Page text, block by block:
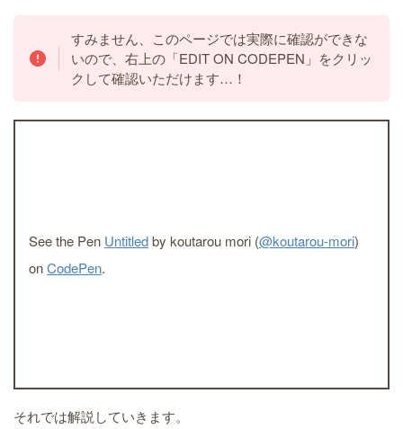
すみません、このページでは実際に確認ができな
いので、右上の「EDIT ON CODEPEN」をクリッ
クして確認いただけます…！
See the Pen Untitledby koutarou mori (@koutarou-mori)
onCodePen.
それでは解説していきます。